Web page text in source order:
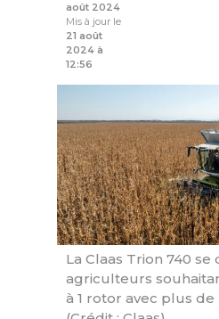
août 2024
Mis à jour le
21 août
2024 à
12:56
La Claas Trion 740 se
agriculteurs
à 1 rotor avec plus de